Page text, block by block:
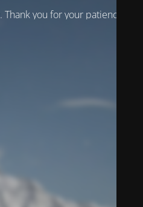
you for your patience!